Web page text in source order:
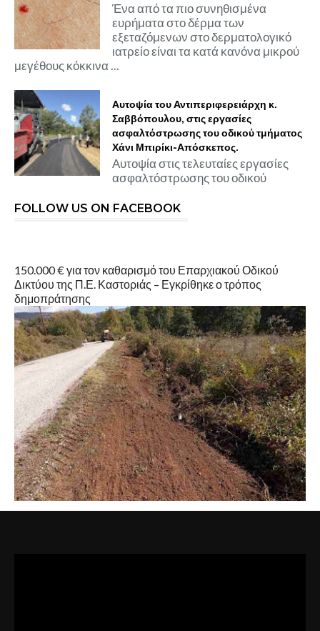
Ένα από τα πιο συνηθισμένα
ευρήματα στο δέρμα των
εξεταζόμενων στο δερματολογικό
ιατρείο είναι τα κατά κανόνα μικρού
μεγέθους κόκκινα ...
Αυτοψία του Αντιπεριφερειάρχη κ.
Σαββόπουλου, στις εργασίες
ασφαλτόστρωσης του οδικού τμήματος
Χάνι Μπιρίκι-Απόσκεπος.
Αυτοψία στις τελευταίες εργασίες
ασφαλτόστρωσης του οδικού
FOLLOW US ON FACEBOOK
150.000 € για τον καθαρισμό του Επαρχιακού Οδικού
Δικτύου της Π.Ε. Καστοριάς – Εγκρίθηκε ο τρόπος
δημοπράτησης